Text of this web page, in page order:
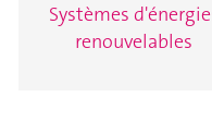
Systèmes
renouvelables